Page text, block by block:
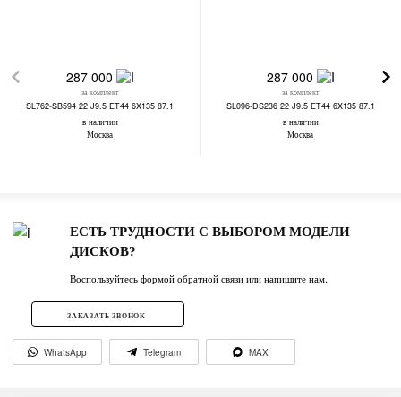
287 000
за комплект
SL762-SB594 22 J9.5 ET44 6X135 87.1
в наличии
Москва
287 000
за комплект
SL096-DS236 22 J9.5 ET44 6X135 87.1
в наличии
Москва
ЕСТЬ ТРУДНОСТИ С ВЫБОРОМ МОДЕЛИ
ДИСКОВ?
Воспользуйтесь формой обратной связи или напишите нам.
ЗАКАЗАТЬ ЗВОНОК
WhatsApp Telegram MAX